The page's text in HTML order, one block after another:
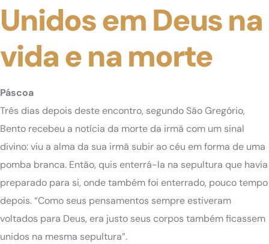
Unidos em Deus na
vida e na morte
Páscoa
Três dias depois deste encontro, segundo São Gregório,
Bento recebeu a notícia da morte da irmã com um sinal
divino: viu a alma da sua irmã subir ao céu em forma de uma
pomba branca. Então, quis enterrá-la na sepultura que havia
preparado para si, onde também foi enterrado, pouco tempo
depois. “Como seus pensamentos sempre estiveram
voltados para Deus, era justo seus corpos também ficassem
unidos na mesma sepultura”.